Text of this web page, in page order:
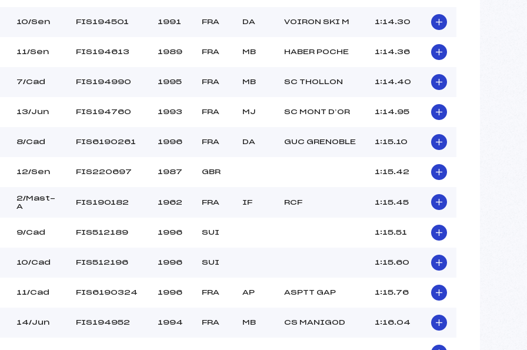
10/Sen FIS194501 1991 FRA DA VOIRON SKI M 1:14.30
11/Sen FIS194613 1989 FRA MB HABER POCHE 1:14.36
7/Cad FIS194990 1995 FRA MB SC THOLLON 1:14.40
13/Jun FIS194760 1993 FRA MJ SC MONT D’OR 1:14.95
8/Cad FIS6190261 1996 FRA DA GUC GRENOBLE 1:15.10
12/Sen FIS220697 1987 GBR 1:15.42
2/Mast-
A
FIS190182 1962 FRA IF RCF 1:15.45
9/Cad FIS512189 1996 SUI 1:15.51
10/Cad FIS512196 1996 SUI 1:15.60
11/Cad FIS6190324 1996 FRA AP ASPTT GAP 1:15.76
14/Jun FIS194952 1994 FRA MB CS MANIGOD 1:16.04